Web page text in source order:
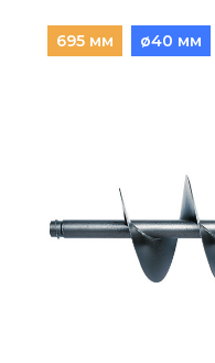
695 мм ø40 мм